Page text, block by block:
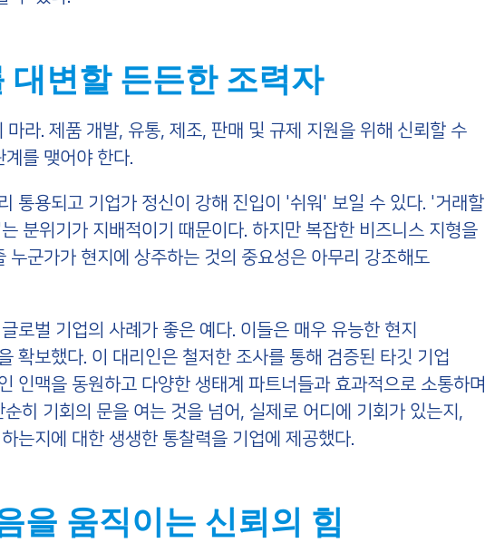
대변할 든든한 조력자
라. 제품 개발, 유통, 제조, 판매 및 규제 지원을 위해 신뢰할 수
를 맺어야 한다.
통용되고 기업가 정신이 강해 진입이 '쉬워' 보일 수 있다. '거래할
분위기가 지배적이기 때문이다. 하지만 복잡한 비즈니스 지형을
누군가가 현지에 상주하는 것의 중요성은 아무리 강조해도
로벌 기업의 사례가 좋은 예다. 이들은 매우 유능한 현지
확보했다. 이 대리인은 철저한 조사를 통해 검증된 타깃 기업
인맥을 동원하고 다양한 생태계 파트너들과 효과적으로 소통하며
히 기회의 문을 여는 것을 넘어, 실제로 어디에 기회가 있는지,
는지에 대한 생생한 통찰력을 기업에 제공했다.
을 움직이는 신뢰의 힘